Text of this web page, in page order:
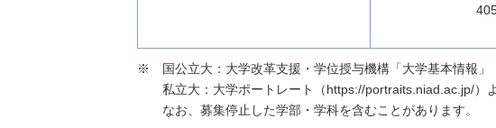
国公立大：大学改革支援・学位授与機構「大学基本情報
私立大：大学ポートレート（https://portraits.niad.ac.jp/）
なお、募集停止した学部・学科を含むことがあります。